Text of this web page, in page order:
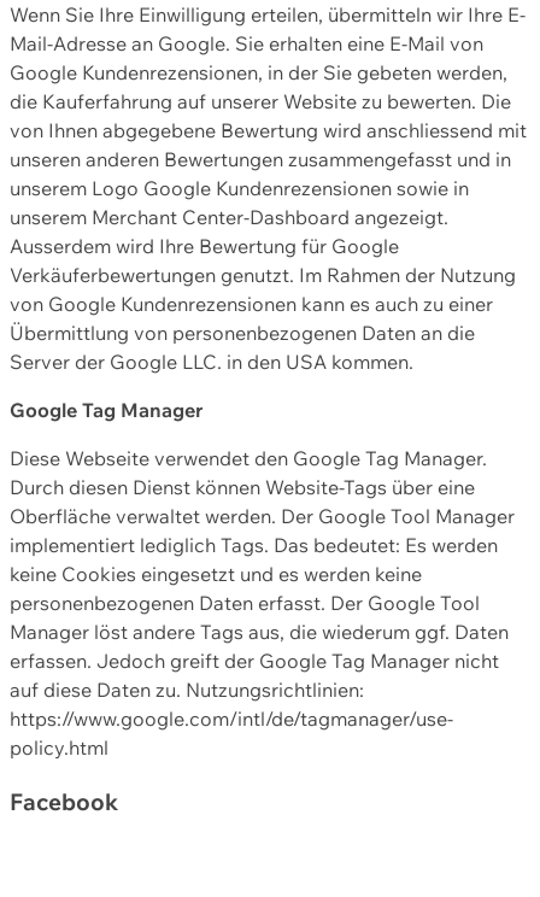
Wenn Sie Ihre Einwilligung erteilen, übermitteln wir Ihre E-
Mail-Adresse an Google. Sie erhalten eine E-Mail von
Google Kundenrezensionen, in der Sie gebeten werden,
die Kauferfahrung auf unserer Website zu bewerten. Die
von Ihnen abgegebene Bewertung wird anschliessend mit
unseren anderen Bewertungen zusammengefasst und in
unserem Logo Google Kundenrezensionen sowie in
unserem Merchant Center-Dashboard angezeigt.
Ausserdem wird Ihre Bewertung für Google
Verkäuferbewertungen genutzt. Im Rahmen der Nutzung
von Google Kundenrezensionen kann es auch zu einer
Übermittlung von personenbezogenen Daten an die
Server der Google LLC. in den USA kommen.
Google Tag Manager
Diese Webseite verwendet den Google Tag Manager.
Durch diesen Dienst können Website-Tags über eine
Oberfläche verwaltet werden. Der Google Tool Manager
implementiert lediglich Tags. Das bedeutet: Es werden
keine Cookies eingesetzt und es werden keine
personenbezogenen Daten erfasst. Der Google Tool
Manager löst andere Tags aus, die wiederum ggf. Daten
erfassen. Jedoch greift der Google Tag Manager nicht
auf diese Daten zu. Nutzungsrichtlinien:
https://www.google.com/intl/de/tagmanager/use-
policy.html
Facebook